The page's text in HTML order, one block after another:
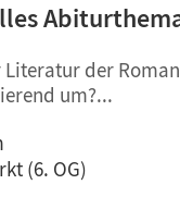
der
um?...
(6. OG)